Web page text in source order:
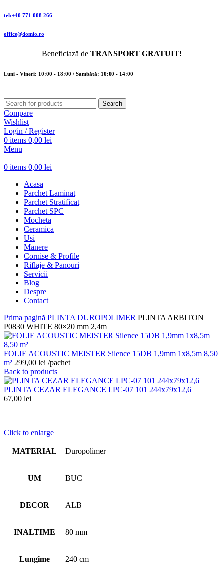
tel:+40 771 008 266
office@domio.ro
Beneficiază de TRANSPORT GRATUIT!
Luni - Vineri: 10:00 - 18:00 / Sambătă: 10:00 - 14:00
Search
Compare
Wishlist
Login / Register
0 items 0,00 lei
Menu
0 items 0,00 lei
Acasa
Parchet Laminat
Parchet Stratificat
Parchet SPC
Mocheta
Ceramica
Usi
Manere
Cornise & Profile
Riflaje & Panouri
Servicii
Blog
Despre
Contact
Prima pagină PLINTA DUROPOLIMER PLINTA ARBITON
P0830 WHITE 80×20 mm 2,4m
FOLIE ACOUSTIC MEISTER Silence 15DB 1,9mm 1x8,5m 8,50
m² 299,00 lei /pachet
Back to products
PLINTA CEZAR ELEGANCE LPC-07 101 244x79x12,6
67,00 lei
Click to enlarge
MATERIAL Duropolimer
UM BUC
DECOR ALB
INALTIME 80 mm
Lungime 240 cm